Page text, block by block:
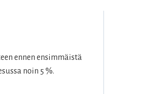
ennen ensimmäistä
noin 5 %.